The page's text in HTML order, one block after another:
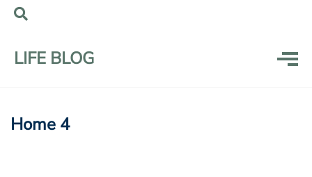
LIFE BLOG
Home 4